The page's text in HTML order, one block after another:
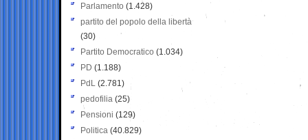
Parlamento (1.428)
partito del popolo della libertà
(30)
Partito Democratico (1.034)
PD (1.188)
PdL (2.781)
pedofilia (25)
Pensioni (129)
Politica (40.829)